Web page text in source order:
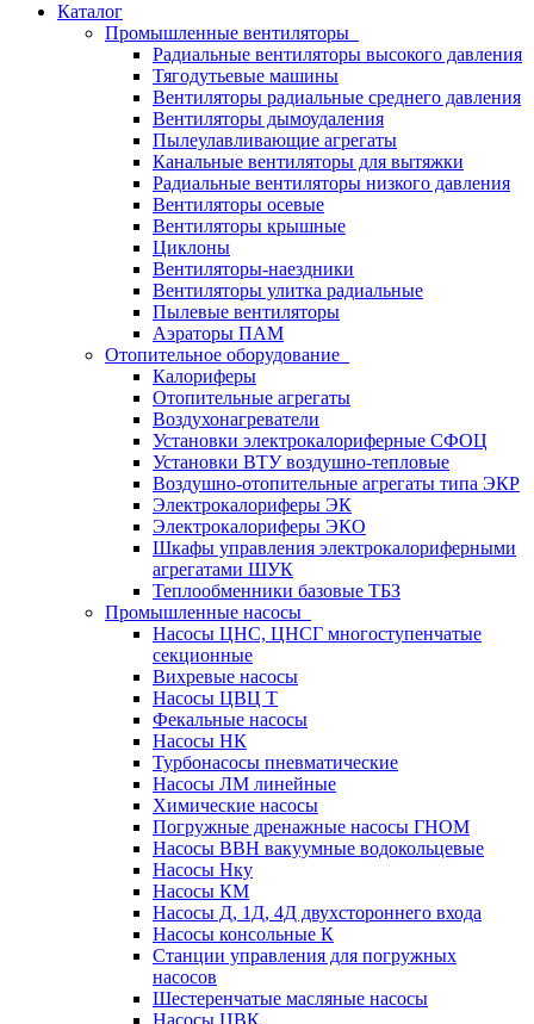
Каталог
Промышленные вентиляторы
Радиальные вентиляторы высокого давления
Тягодутьевые машины
Вентиляторы радиальные среднего давления
Вентиляторы дымоудаления
Пылеулавливающие агрегаты
Канальные вентиляторы для вытяжки
Радиальные вентиляторы низкого давления
Вентиляторы осевые
Вентиляторы крышные
Циклоны
Вентиляторы-наездники
Вентиляторы улитка радиальные
Пылевые вентиляторы
Аэраторы ПАМ
Отопительное оборудование
Калориферы
Отопительные агрегаты
Воздухонагреватели
Установки электрокалориферные СФОЦ
Установки ВТУ воздушно-тепловые
Воздушно-отопительные агрегаты типа ЭКР
Электрокалориферы ЭК
Электрокалориферы ЭКО
Шкафы управления электрокалориферными
агрегатами ШУК
Теплообменники базовые ТБЗ
Промышленные насосы
Насосы ЦНС, ЦНСГ многоступенчатые
секционные
Вихревые насосы
Насосы ЦВЦ Т
Фекальные насосы
Насосы НК
Турбонасосы пневматические
Насосы ЛМ линейные
Химические насосы
Погружные дренажные насосы ГНОМ
Насосы ВВН вакуумные водокольцевые
Насосы Нку
Насосы КМ
Насосы Д, 1Д, 4Д двухстороннего входа
Насосы консольные К
Станции управления для погружных
насосов
Шестеренчатые масляные насосы
Насосы ЦВК